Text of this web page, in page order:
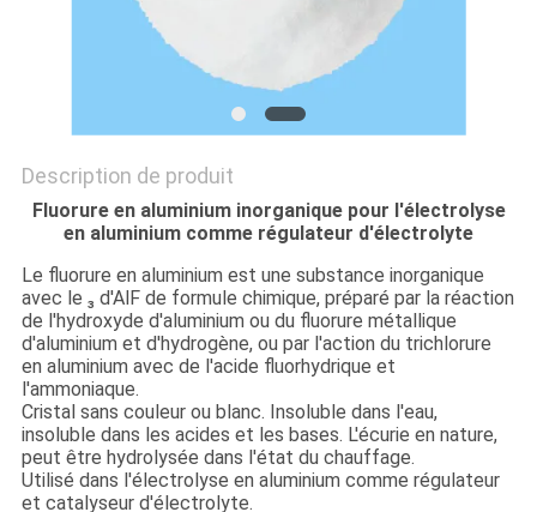
POLITIQUE
DE
CONFIDENTIALITÉ
Description de produit
Fluorure en aluminium inorganique pour l'électrolyse
en aluminium comme régulateur d'électrolyte
Le fluorure en aluminium est une substance inorganique
avec le ₃ d'AlF de formule chimique, préparé par la réaction
de l'hydroxyde d'aluminium ou du fluorure métallique
d'aluminium et d'hydrogène, ou par l'action du trichlorure
en aluminium avec de l'acide fluorhydrique et
l'ammoniaque.
Cristal sans couleur ou blanc. Insoluble dans l'eau,
insoluble dans les acides et les bases. L'écurie en nature,
peut être hydrolysée dans l'état du chauffage.
Utilisé dans l'électrolyse en aluminium comme régulateur
et catalyseur d'électrolyte.